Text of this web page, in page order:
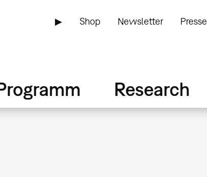
▶ Shop Newsletter Presse
Research